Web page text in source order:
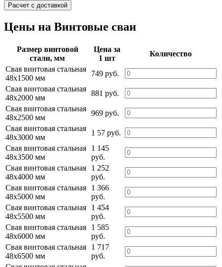
Цены на Винтовые сваи
Размер винтовой
стали, мм
Цена за
1 шт
Количество
Свая винтовая стальная
48х1500 мм
749 руб.
Свая винтовая стальная
48х2000 мм
881 руб.
Свая винтовая стальная
48х2500 мм
969 руб.
Свая винтовая стальная
48х3000 мм
1 57 руб.
Свая винтовая стальная
48х3500 мм
1 145
руб.
Свая винтовая стальная
48х4000 мм
1 252
руб.
Свая винтовая стальная
48х5000 мм
1 366
руб.
Свая винтовая стальная
48х5500 мм
1 454
руб.
Свая винтовая стальная
48х6000 мм
1 585
руб.
Свая винтовая стальная
48х6500 мм
1 717
руб.